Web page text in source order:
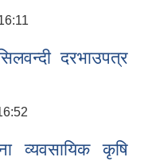
सूचना ! प्रकाशन मिति
दरभाउपत्र
व्यवसायिक कृषि